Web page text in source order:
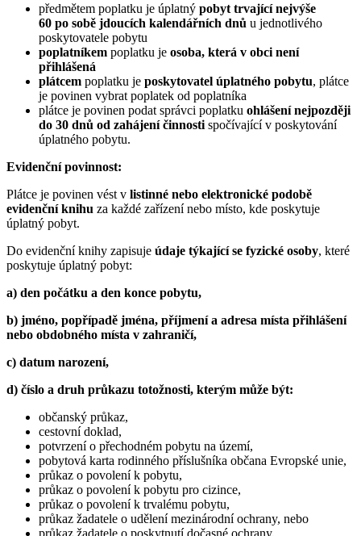
předmětem poplatku je úplatný pobyt trvající nejvýše
60 po sobě jdoucích kalendářních dnů u jednotlivého
poskytovatele pobytu
poplatníkem poplatku je osoba, která v obci není
přihlášená
plátcem poplatku je poskytovatel úplatného pobytu, plátce
je povinen vybrat poplatek od poplatníka
plátce je povinen podat správci poplatku ohlášení nejpozději
do 30 dnů od zahájení činnosti spočívající v poskytování
úplatného pobytu.
Evidenční povinnost:
Plátce je povinen vést v listinné nebo elektronické podobě
evidenční knihu za každé zařízení nebo místo, kde poskytuje
úplatný pobyt.
Do evidenční knihy zapisuje údaje týkající se fyzické osoby, které
poskytuje úplatný pobyt:
a) den počátku a den konce pobytu,
b) jméno, popřípadě jména, příjmení a adresa místa přihlášení
nebo obdobného místa v zahraničí,
c) datum narození,
d) číslo a druh průkazu totožnosti, kterým může být:
občanský průkaz,
cestovní doklad,
potvrzení o přechodném pobytu na území,
pobytová karta rodinného příslušníka občana Evropské unie,
průkaz o povolení k pobytu,
průkaz o povolení k pobytu pro cizince,
průkaz o povolení k trvalému pobytu,
průkaz žadatele o udělení mezinárodní ochrany, nebo
průkaz žadatele o poskytnutí dočasné ochrany,